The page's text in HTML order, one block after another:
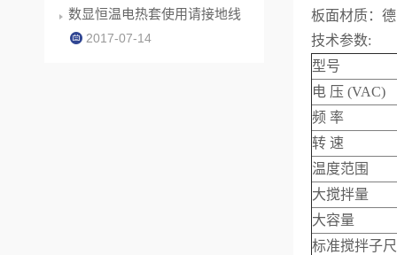
板面材质：
技术参数:
型号
电 压 (VAC)
频 率
转 速
温度范围
大搅拌量
大容量
标准搅拌子
数显恒温电热套使用请接地线
2017-07-14